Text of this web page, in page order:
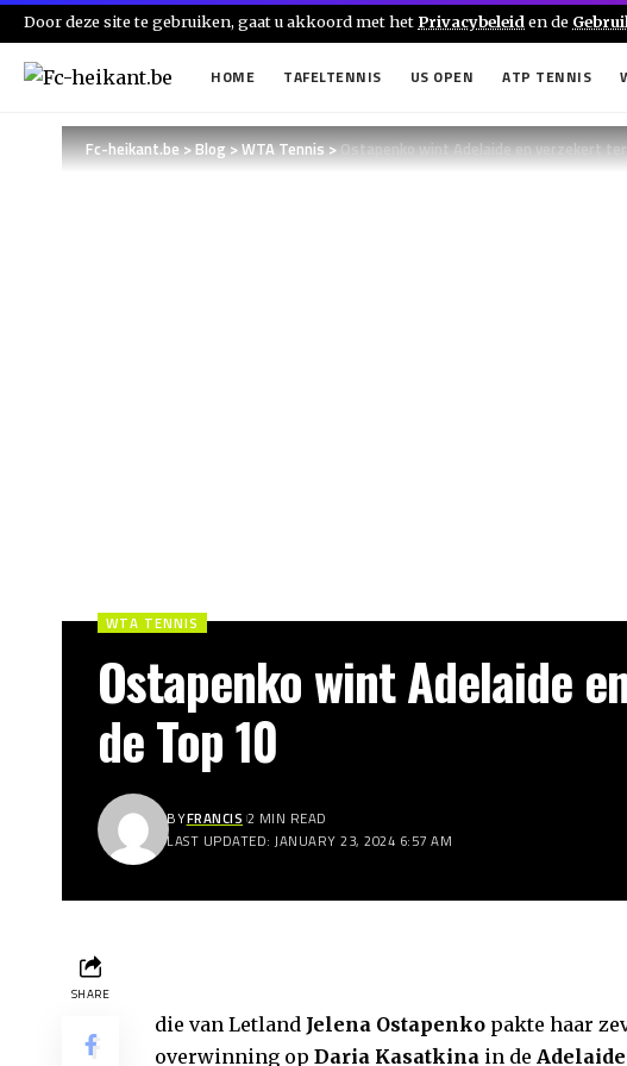
Door deze site te gebruiken, gaat u akkoord met het Privacybeleid en de
HOME TAFELTENNIS US OPEN ATP TENNIS
Fc-heikant.be>Blog>WTA Tennis>Ostapenko wint Adelaide en verzekert
WTA TENNIS
Ostapenko wint Adelaide
de Top 10
LAST UPDATED: JANUARY 23, 2024 6:57 AM
BYFRANCIS 2 MIN READ
SHARE
die van Letland Jelena Ostapenko pakte haar
overwinning op Daria Kasatkina in de